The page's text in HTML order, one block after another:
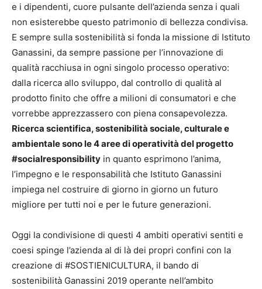
e i dipendenti, cuore pulsante dell’azienda senza i quali
non esisterebbe questo patrimonio di bellezza condivisa.
E sempre sulla sostenibilità si fonda la missione di Istituto
Ganassini, da sempre passione per l’innovazione di
qualità racchiusa in ogni singolo processo operativo:
dalla ricerca allo sviluppo, dal controllo di qualità al
prodotto finito che offre a milioni di consumatori e che
vorrebbe apprezzassero con piena consapevolezza.
Ricerca scientifica, sostenibilità sociale, culturale e
ambientale sono le 4 aree di operatività del progetto
#socialresponsibility in quanto esprimono l’anima,
l’impegno e le responsabilità che Istituto Ganassini
impiega nel costruire di giorno in giorno un futuro
migliore per tutti noi e per le future generazioni.
Oggi la condivisione di questi 4 ambiti operativi sentiti e
coesi spinge l’azienda al di là dei propri confini con la
creazione di #SOSTIENICULTURA, il bando di
sostenibilità Ganassini 2019 operante nell’ambito